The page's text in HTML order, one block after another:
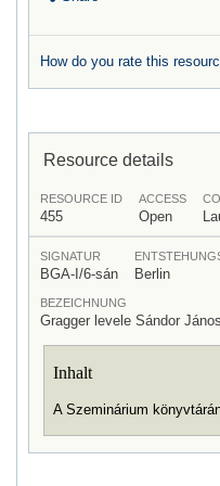
How do you rate this
Resource details
RESOURCE ID
455
ACCESS
Open
SIGNATUR
BGA-I/6-sán Berlin
BEZEICHNUNG
Gragger levele Sándor
Inhalt
A Szeminárium